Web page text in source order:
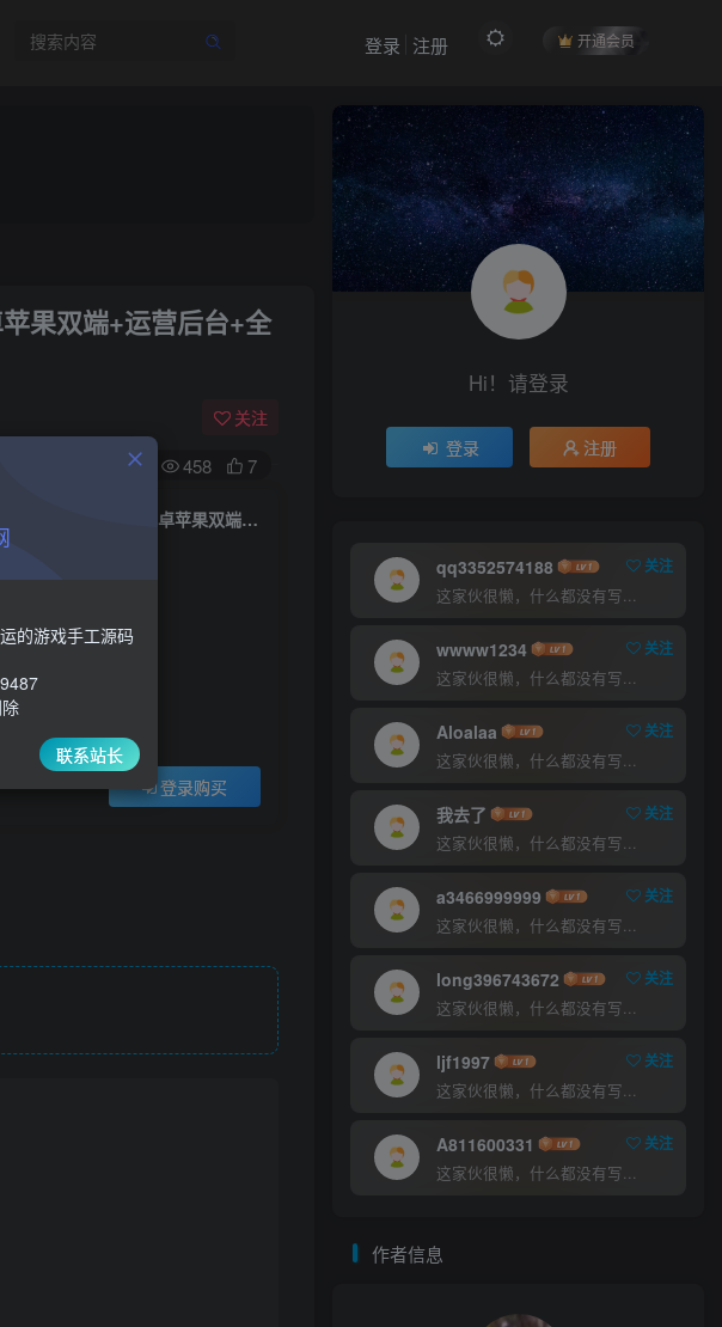
开通会员
登录 注册
果双端+运营后台+全
关注
0 458 7
(寄售)MT3换皮梦幻【完美世界2超变修复版】一键全自动搭建脚本+安卓苹果双端+运营后台+全套源码
登录购买
作者信息
欢迎来到未央资源网，有问题或者咨询请联系
100 ￥ 300
￥90 80
登录购买
Hi！请登录
登录 注册
qq3352574188
关注
这家伙很懒，什么都没有写...
wwww1234
关注
这家伙很懒，什么都没有写...
Aloalaa
关注
这家伙很懒，什么都没有写...
我去了
关注
这家伙很懒，什么都没有写...
a3466999999
关注
这家伙很懒，什么都没有写...
long396743672
关注
这家伙很懒，什么都没有写...
ljf1997
关注
这家伙很懒，什么都没有写...
A811600331
关注
这家伙很懒，什么都没有写...
作者信息
的游戏手工源码
联系站长